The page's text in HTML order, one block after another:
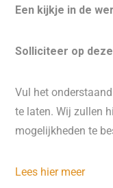
Een kijkje in de
Solliciteer op
Vul het
te laten. Wij zullen
mogelijkheden te
Lees hier meer